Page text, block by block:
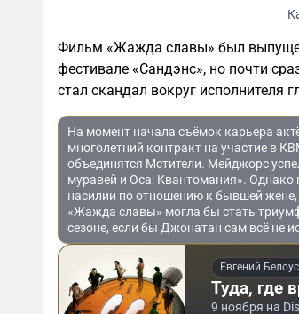
Фильм «Жажда славы» был
фестивале «Сандэнс», но почти
стал скандал вокруг
На момент начала съёмок карьера
многолетний контракт на участие в
объединятся Мстители. Мейджорс
муравей и Оса: Квантомания».
насилии по отношению к бывшей жене,
«Жажда славы» могла бы стать
сезоне, если бы Джонатан сам всё не
Евгений
Туда, где
9 ноября на